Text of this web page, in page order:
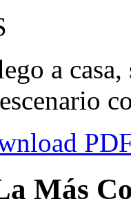
a
Más